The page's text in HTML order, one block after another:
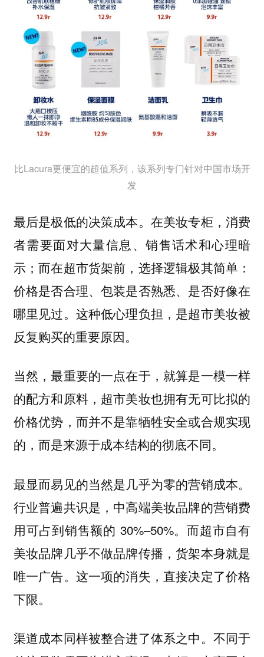
比Lacura更便宜的超值系列，该系列专门针对中国市场开
发
最后是极低的决策成本。在美妆专柜，消费
者需要面对大量信息、销售话术和心理暗
示；而在超市货架前，选择逻辑极其简单：
价格是否合理、包装是否熟悉、是否好像在
哪里见过。这种低心理负担，是超市美妆被
反复购买的重要原因。
当然，最重要的一点在于，就算是一模一样
的配方和原料，超市美妆也拥有无可比拟的
价格优势，而并不是靠牺牲安全或合规实现
的，而是来源于成本结构的彻底不同。
最显而易见的当然是几乎为零的营销成本。
行业普遍共识是，中高端美妆品牌的营销费
用可占到销售额的 30%–50%。而超市自有
美妆品牌几乎不做品牌传播，货架本身就是
唯一广告。这一项的消失，直接决定了价格
下限。
渠道成本同样被整合进了体系之中。不同于